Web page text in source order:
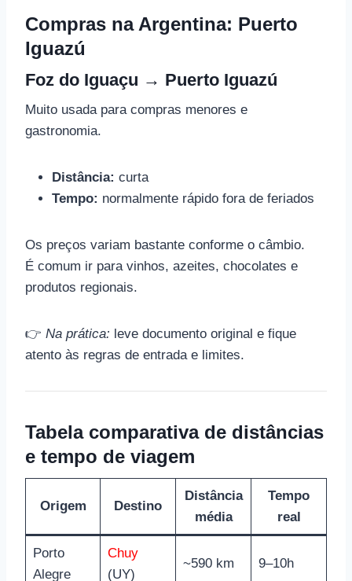
Compras na Argentina: Puerto
Iguazú
Foz do Iguaçu → Puerto Iguazú
Muito usada para compras menores e
gastronomia.
Distância: curta
Tempo: normalmente rápido fora de feriados
Os preços variam bastante conforme o câmbio.
É comum ir para vinhos, azeites, chocolates e
produtos regionais.
👉 Na prática: leve documento original e fique
atento às regras de entrada e limites.
Tabela comparativa de distâncias
e tempo de viagem
Origem Destino
Distância
média
Tempo
real
Porto
Alegre
Chuy
(UY)
~590 km 9–10h